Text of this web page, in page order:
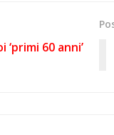
60 anni’